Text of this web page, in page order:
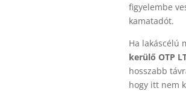
figyelembe
kamatadót.
Ha lakáscélú
kerülő OTP
hosszabb
hogy itt nem